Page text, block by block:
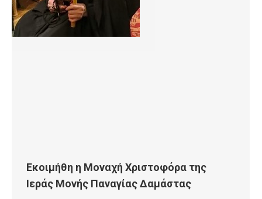
Εκοιμήθη η Μοναχή Χριστοφόρα της
Ιεράς Μονής Παναγίας Δαμάστας